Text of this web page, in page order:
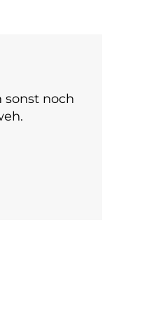
sonst noch